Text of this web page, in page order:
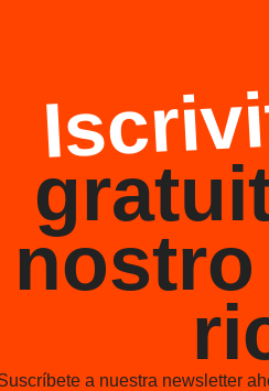
a nuestra newsletter